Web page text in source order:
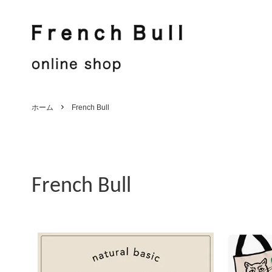
French Bull
Shirt / Blouse
French Bull
ホーム French Bull
French Bull